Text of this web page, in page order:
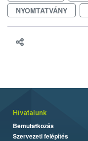
NYOMTATVÁNY
Hivatalunk
Bemutatkozás
Szervezeti felépítés